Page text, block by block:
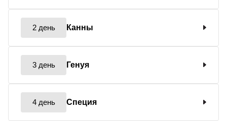
2 день Канны
3 день Генуя
4 день Специя